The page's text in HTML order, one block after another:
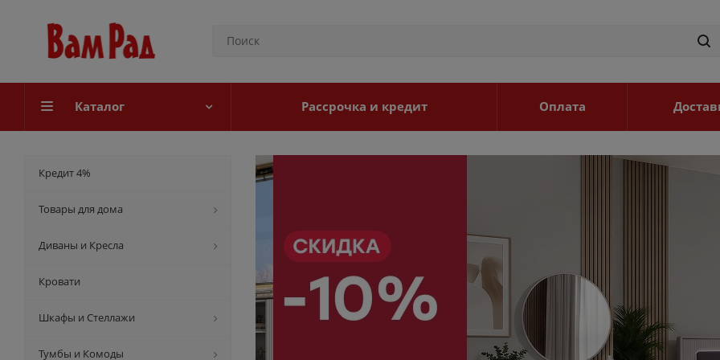
Каталог Рассрочка и кредит Оплата
Кредит 4%
Товары для дома
Диваны и Кресла
Кровати
Шкафы и Стеллажи
Тумбы и Комоды